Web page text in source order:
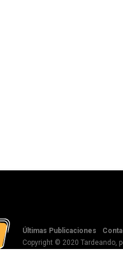
Últimas Publicaciones
Copyright © 2020 Tardeando,